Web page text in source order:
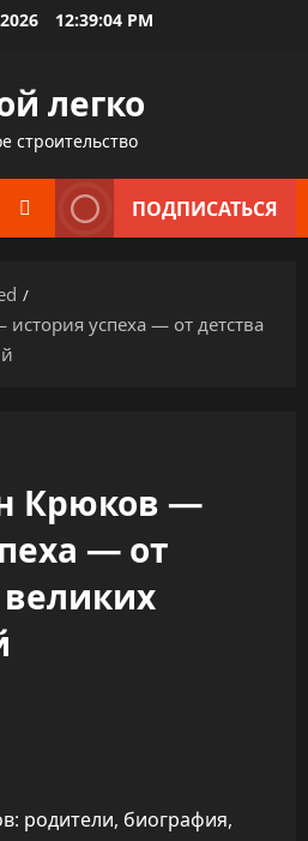
12:39:05 PM
легко
строительство
ПОДПИСАТЬСЯ
успеха — от детства
Крюков —
— от